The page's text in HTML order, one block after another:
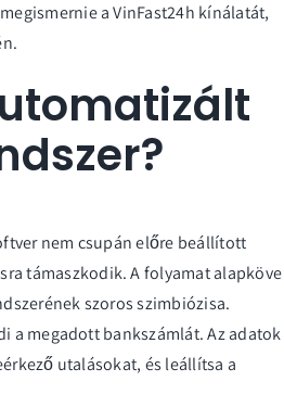
megismernie a VinFast24h kínálatát,
nem csupán előre beállított
támaszkodik. A folyamat alapköve
szoros szimbiózisa.
a megadott bankszámlát. Az adatok
utalásokat, és leállítsa a